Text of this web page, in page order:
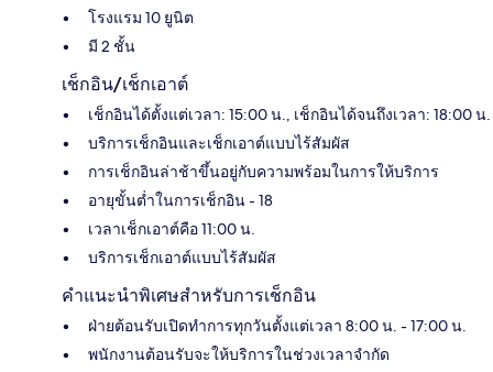
โรงแรม 10 ยูนิต
มี 2 ชั้น
เช็กอิน/เช็กเอาต์
เช็กอินได้ตั้งแต่เวลา: 15:00 น., เช็กอินได้จนถึงเวลา: 18:00 น.
บริการเช็กอินและเช็กเอาต์แบบไร้สัมผัส
การเช็กอินล่าช้าขึ้นอยู่กับความพร้อมในการให้บริการ
อายุขั้นต่ำในการเช็กอิน - 18
เวลาเช็กเอาต์คือ 11:00 น.
บริการเช็กเอาต์แบบไร้สัมผัส
คำแนะนำพิเศษสำหรับการเช็กอิน
ฝ่ายต้อนรับเปิดทำการทุกวันตั้งแต่เวลา 8:00 น. - 17:00 น.
พนักงานต้อนรับจะให้บริการในช่วงเวลาจำกัด